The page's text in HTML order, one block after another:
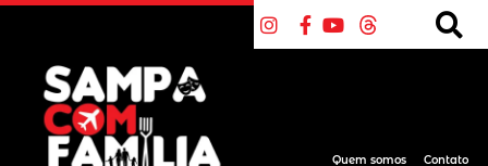
Quem somos Contato